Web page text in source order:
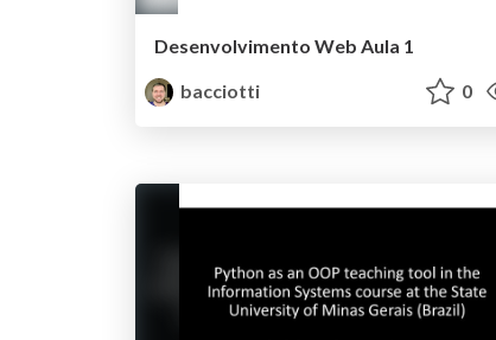
Desenvolvimento Web Aula 1
bacciotti
0